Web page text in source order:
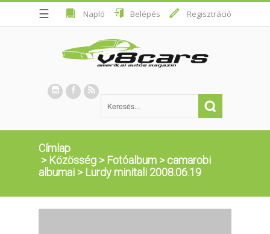
☰ Napló Belépés Regisztráció
Címlap
> Közösség > Fotóalbum >camarobi
albumai > Lurdy minitali 2008.06.19